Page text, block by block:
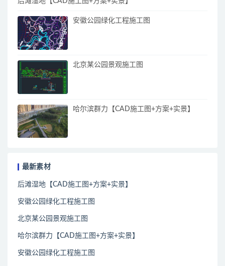
安徽公园绿化工程施工图
北京某公园景观施工图
哈尔滨群力【CAD施工图+方案+实景】
最新素材
后滩湿地【CAD施工图+方案+实景】
安徽公园绿化工程施工图
北京某公园景观施工图
哈尔滨群力【CAD施工图+方案+实景】
安徽公园绿化工程施工图